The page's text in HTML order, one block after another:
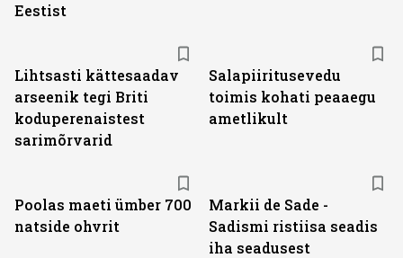
Eestist
Lihtsasti kättesaadav
arseenik tegi Briti
koduperenaistest
sarimõrvarid
Salapiiritusevedu
toimis kohati peaaegu
ametlikult
Poolas maeti ümber 700
natside ohvrit
Markii de Sade -
Sadismi ristiisa seadis
iha seadusest